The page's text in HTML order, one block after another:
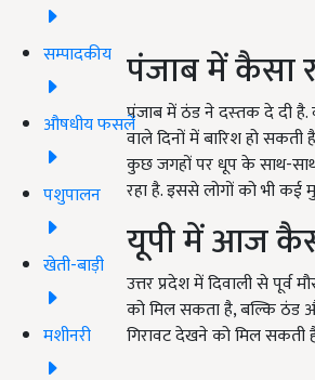
सम्पादकीय
औषधीय फसलें
पशुपालन
खेती-बाड़ी
मशीनरी
पंजाब में कैसा
पंजाब में ठंड ने दस्‍तक दे दी
वाले दिनों में बारिश हो
कुछ जगहों पर धूप के साथ-
रहा है. इससे लोगों को भी कई
यूपी में आज
उत्तर प्रदेश में दिवाली से
को मिल सकता है, बल्कि ठंड
गिरावट देखने को मिल सकती